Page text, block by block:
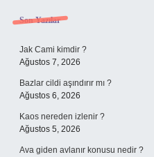
Sidebar
Son Yazılar
Jak Cami kimdir ?
Ağustos 7, 2026
Bazlar cildi aşındırır mı ?
Ağustos 6, 2026
Kaos nereden izlenir ?
Ağustos 5, 2026
Ava giden avlanır konusu nedir ?